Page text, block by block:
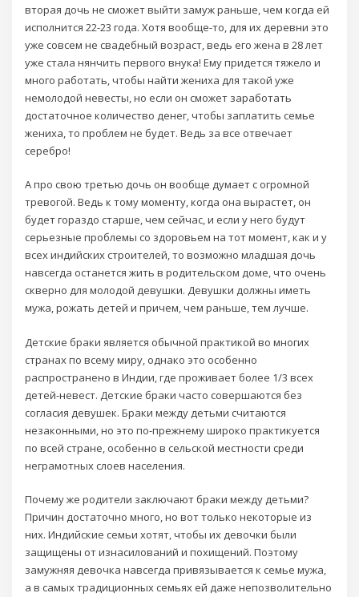
вторая дочь не сможет выйти замуж раньше, чем когда ей
исполнится 22-23 года. Хотя вообще-то, для их деревни это
уже совсем не свадебный возраст, ведь его жена в 28 лет
уже стала нянчить первого внука! Ему придется тяжело и
много работать, чтобы найти жениха для такой уже
немолодой невесты, но если он сможет заработать
достаточное количество денег, чтобы заплатить семье
жениха, то проблем не будет. Ведь за все отвечает
серебро!
А про свою третью дочь он вообще думает с огромной
тревогой. Ведь к тому моменту, когда она вырастет, он
будет гораздо старше, чем сейчас, и если у него будут
серьезные проблемы со здоровьем на тот момент, как и у
всех индийских строителей, то возможно младшая дочь
навсегда останется жить в родительском доме, что очень
скверно для молодой девушки. Девушки должны иметь
мужа, рожать детей и причем, чем раньше, тем лучше.
Детские браки является обычной практикой во многих
странах по всему миру, однако это особенно
распространено в Индии, где проживает более 1/3 всех
детей-невест. Детские браки часто совершаются без
согласия девушек. Браки между детьми считаются
незаконными, но это по-прежнему широко практикуется
по всей стране, особенно в сельской местности среди
неграмотных слоев населения.
Почему же родители заключают браки между детьми?
Причин достаточно много, но вот только некоторые из
них. Индийские семьи хотят, чтобы их девочки были
защищены от изнасилований и похищений. Поэтому
замужняя девочка навсегда привязывается к семье мужа,
а в самых традиционных семьях ей даже непозволительно